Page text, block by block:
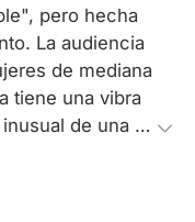
pero hecha
La audiencia
de mediana
tiene una vibra
de una
encantadora y
poco